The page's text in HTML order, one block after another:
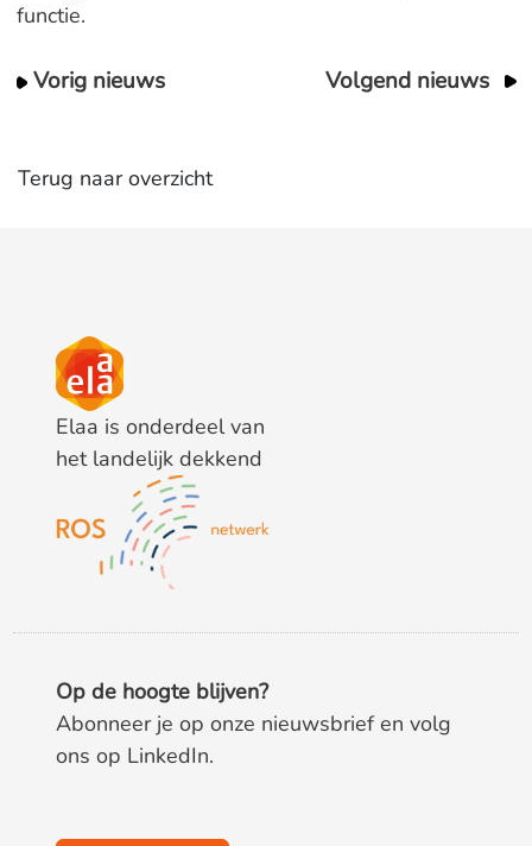
functie.
Vorig nieuws Volgend nieuws
Terug naar overzicht
Elaa is onderdeel van
het landelijk dekkend
Op de hoogte blijven?
Abonneer je op onze nieuwsbrief en volg
ons op LinkedIn.